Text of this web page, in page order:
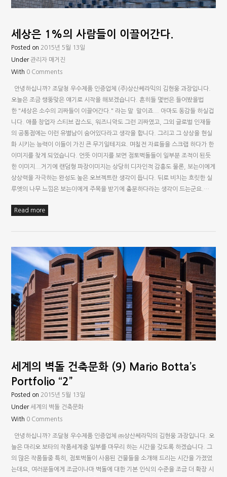
세상은 1%의 사람들이 이끌어간다.
Posted on 2015년 5월 13일
Under관리자 매거진
With 0 Comments
안녕하십니까? 조달청 우수제품 인증업체 (주)상산쎄라믹의 김현웅 과장입니다.
오늘은 조금 쌩뚱맞은 얘기로 시작을 해보겠습니다. 흔히들 몇번은 들어봤을법
한 "세상은 소수의 괴짜들이 이끌어간다."​ 라는 말 말이죠... 아마도 동감들 하실겁
니다. 애플 창업자 스티브 잡스도, 워즈니악도 그런 괴짜였고, 그외 글로벌 인재들
의 공통점에는 이런 유별남이 숨어있다라고 생각을 합니다. 그리고 그 상상을 현실
화 시키는 능력이 이들이 가진 큰 무기일테지요. 며칠전 자료들을 스크랩 하다가 한
이미지를 찾게 되었습니다. 언뜻 이미지를 보면 점토벽돌들이 일부분 조적이 된듯
한 이미지...거기에 랜덤형 파장이미지는 상당히 디자인적 감흥도 물론, 보는이에게
상상력을 자극하는 완성도 높은 오브젝트란 생각이 듭니다. 뒤로 비치는 흐릿한 실
루엣의 나무 느낌은 보는이에게 주목을 받기에 충분하다라는 생각이 드는군요.…
Read more
세계의 벽돌 건축문화 (9) Mario Botta’s
Portfolio “2”
Posted on 2015년 5월 13일
Under 세계의 벽돌 건축문화
With 0 Comments
안녕하십니까? 조달청 우수제품 인증업체 ㈜상산쎄라믹의 김현웅 과장입니다. 오
늘은 마리오 보타의 작품세계중 일부를 마무리 하는 시간을 갖도록 하겠습니다. 그
의 많은 작품들중 특히, 점토벽돌이 사용된 건물들을 소개해 드리는 시간을 가졌었
는데요, 여러분들에게 조금이나마 벽돌에 대한 기본 인식의 수준을 조금 더 확장 시